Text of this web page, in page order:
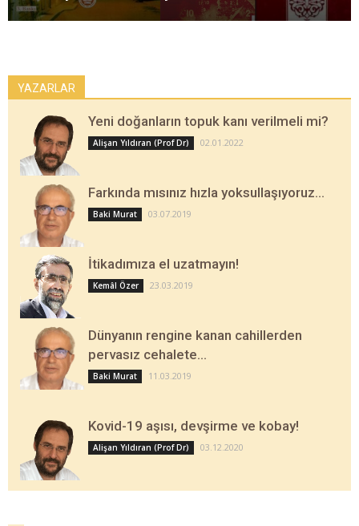
YAZARLAR
Yeni doğanların topuk kanı verilmeli mi?
Alişan Yıldıran (Prof Dr) 02.01.2022
Farkında mısınız hızla yoksullaşıyoruz…
Baki Murat 03.07.2019
İtikadımıza el uzatmayın!
Kemâl Özer 23.03.2019
Dünyanın rengine kanan cahillerden
pervasız cehalete…
Baki Murat 11.03.2019
Kovid-19 aşısı, devşirme ve kobay!
Alişan Yıldıran (Prof Dr) 03.12.2020